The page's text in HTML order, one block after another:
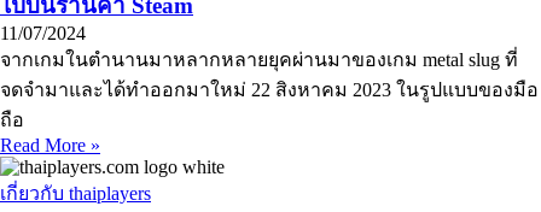
ไปบนร้านค้า Steam
11/07/2024
จากเกมในตำนานมาหลากหลายยุคผ่านมาของเกม metal slug ที่
จดจำมาและได้ทำออกมาใหม่ 22 สิงหาคม 2023 ในรูปแบบของมือ
ถือ
Read More »
เกี่ยวกับ thaiplayers